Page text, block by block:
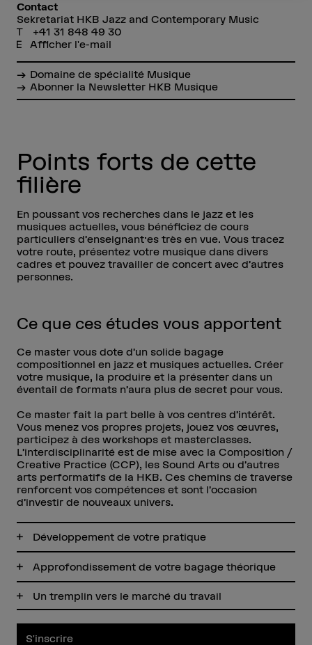
Contact
Sekretariat HKB Jazz and Contemporary Music
+41 31 848 49 30
Afficher l'e-mail
Domaine de spécialité Musique
Abonner la Newsletter HKB Musique
Points forts de cette
filière
En poussant vos recherches dans le jazz et les
musiques actuelles, vous bénéficiez de cours
particuliers d’enseignant·es très en vue. Vous tracez
votre route, présentez votre musique dans divers
cadres et pouvez travailler de concert avec d’autres
personnes.
Ce que ces études vous apportent
Ce master vous dote d’un solide bagage
compositionnel en jazz et musiques actuelles. Créer
votre musique, la produire et la présenter dans un
éventail de formats n’aura plus de secret pour vous.
Ce master fait la part belle à vos centres d’intérêt.
Vous menez vos propres projets, jouez vos œuvres,
participez à des workshops et masterclasses.
L’interdisciplinarité est de mise avec la Composition /
Creative Practice (CCP), les Sound Arts ou d’autres
arts performatifs de la HKB. Ces chemins de traverse
renforcent vos compétences et sont l’occasion
d’investir de nouveaux univers.
Développement de votre pratique
Approfondissement de votre bagage théorique
Un tremplin vers le marché du travail
S'inscrire